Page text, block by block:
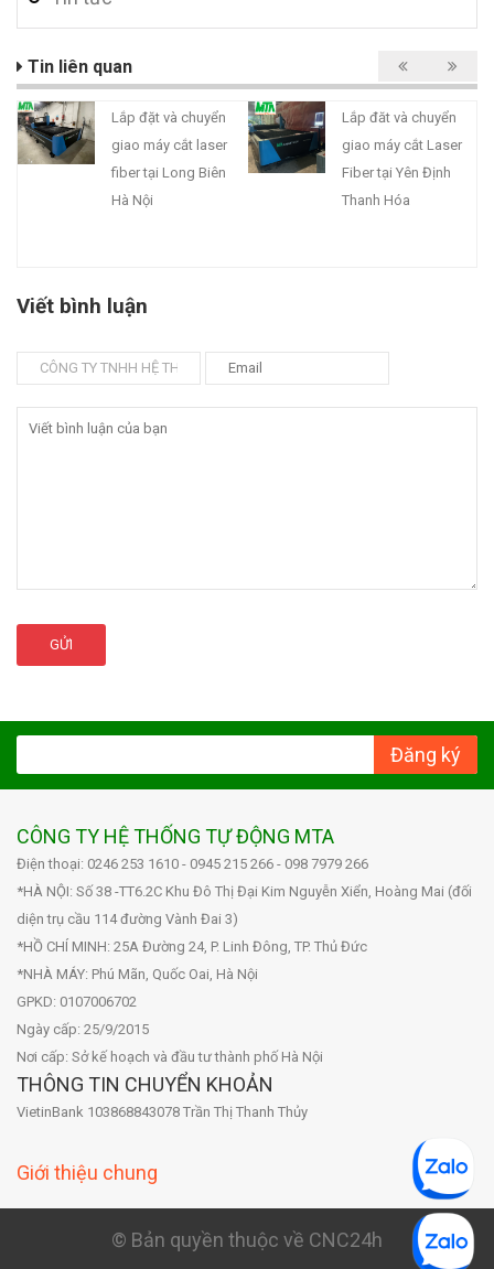
Tin liên quan
Lắp đặt và chuyển
giao máy cắt laser
fiber tại Long Biên
Hà Nội
Lắp đăt và chuyển
giao máy cắt Laser
Fiber tại Yên Định
Thanh Hóa
Viết bình luận
GỬI
Đăng ký
CÔNG TY HỆ THỐNG TỰ ĐỘNG MTA
Điện thoại: 0246 253 1610 - 0945 215 266 - 098 7979 266
*HÀ NỘI: Số 38 -TT6.2C Khu Đô Thị Đại Kim Nguyễn Xiển, Hoàng Mai (đối
diện trụ cầu 114 đường Vành Đai 3)
*HỒ CHÍ MINH: 25A Đường 24, P. Linh Đông, TP. Thủ Đức
*NHÀ MÁY: Phú Mãn, Quốc Oai, Hà Nội
GPKD: 0107006702
Ngày cấp: 25/9/2015
Nơi cấp: Sở kế hoạch và đầu tư thành phố Hà Nội
THÔNG TIN CHUYỂN KHOẢN
VietinBank 103868843078 Trần Thị Thanh Thủy
Giới thiệu chung
© Bản quyền thuộc về CNC24h